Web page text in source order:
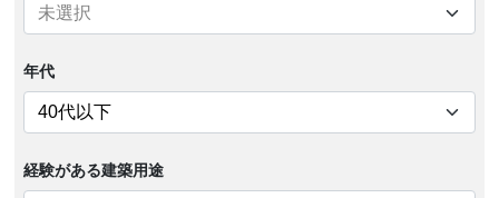
年代
経験がある建築用途